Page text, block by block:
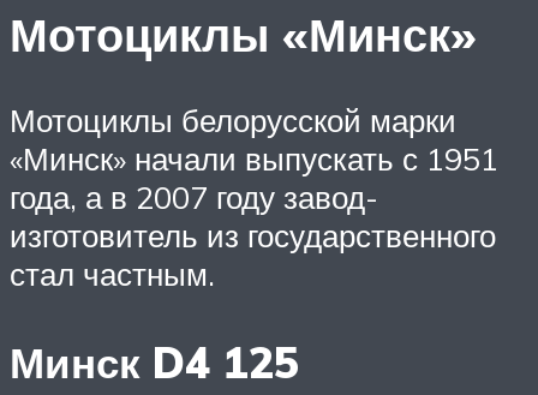
Мотоциклы «Минск»
Мотоциклы белорусской марки
«Минск» начали выпускать с 1951
года, а в 2007 году завод-
изготовитель из государственного
стал частным.
Минск D4 125